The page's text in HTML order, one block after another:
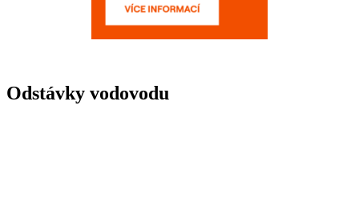
Odstávky vodovodu